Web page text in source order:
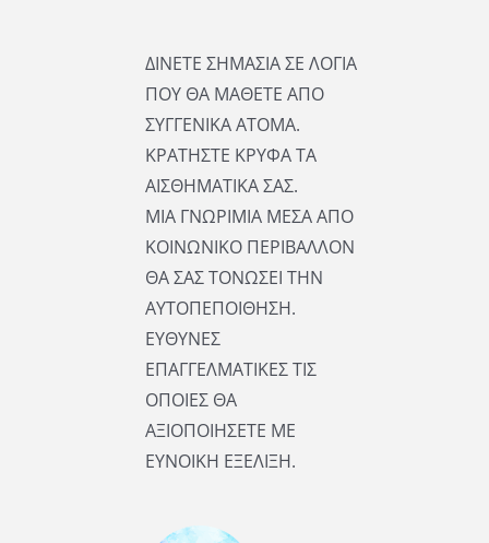
ΔΙΝΕΤΕ ΣΗΜΑΣΙΑ ΣΕ ΛΟΓΙΑ
ΠΟΥ ΘΑ ΜΑΘΕΤΕ ΑΠΟ
ΣΥΓΓΕΝΙΚΑ ΑΤΟΜΑ.
ΚΡΑΤΗΣΤΕ ΚΡΥΦΑ ΤΑ
ΑΙΣΘΗΜΑΤΙΚΑ ΣΑΣ.
ΜΙΑ ΓΝΩΡΙΜΙΑ ΜΕΣΑ ΑΠΟ
ΚΟΙΝΩΝΙΚΟ ΠΕΡΙΒΑΛΛΟΝ
ΘΑ ΣΑΣ ΤΟΝΩΣΕΙ ΤΗΝ
ΑΥΤΟΠΕΠΟΙΘΗΣΗ.
ΕΥΘΥΝΕΣ
ΕΠΑΓΓΕΛΜΑΤΙΚΕΣ ΤΙΣ
ΟΠΟΙΕΣ ΘΑ
ΑΞΙΟΠΟΙΗΣΕΤΕ ΜΕ
ΕΥΝΟΙΚΗ ΕΞΕΛΙΞΗ.